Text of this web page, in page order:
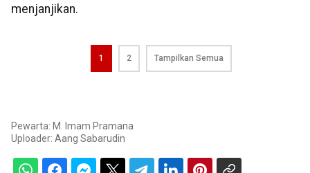
menjanjikan.
1 2 Tampilkan Semua
Pewarta: M. Imam Pramana
Uploader: Aang Sabarudin